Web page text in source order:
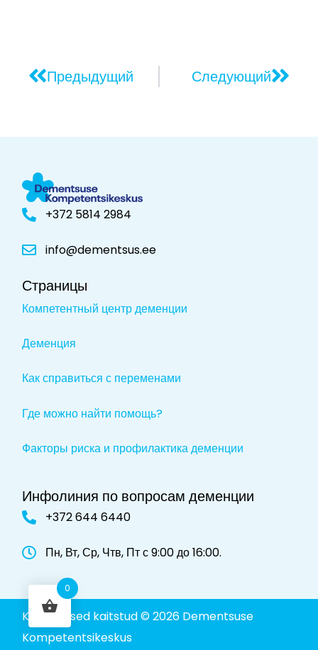
Предыдущий Следующий
+372 5814 2984
info@dementsus.ee
Страницы
Компетентный центр деменции
Деменция
Как справиться с переменами
Где можно найти помощь?
Факторы риска и профилактика деменции
Инфолиния по вопросам деменции
+372 644 6440
Пн, Вт, Ср, Чтв, Пт с 9:00 до 16:00.
Kõik õigused kaitstud © 2026 Dementsuse
Kompetentsikeskus
0